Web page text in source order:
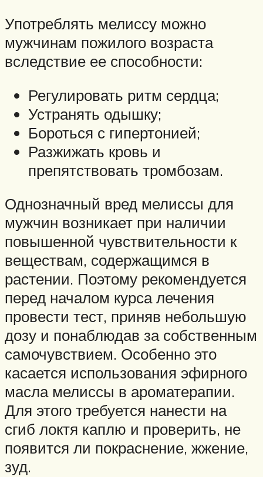
Употреблять мелиссу можно
мужчинам пожилого возраста
вследствие ее способности:
Регулировать ритм сердца;
Устранять одышку;
Бороться с гипертонией;
Разжижать кровь и
препятствовать тромбозам.
Однозначный вред мелиссы для
мужчин возникает при наличии
повышенной чувствительности к
веществам, содержащимся в
растении. Поэтому рекомендуется
перед началом курса лечения
провести тест, приняв небольшую
дозу и понаблюдав за собственным
самочувствием. Особенно это
касается использования эфирного
масла мелиссы в ароматерапии.
Для этого требуется нанести на
сгиб локтя каплю и проверить, не
появится ли покраснение, жжение,
зуд.